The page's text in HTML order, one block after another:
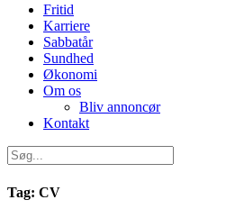
Primær
navigation
Fritid
Karriere
Sabbatår
Sundhed
Økonomi
Om os
Bliv annoncør
Kontakt
Tag: CV